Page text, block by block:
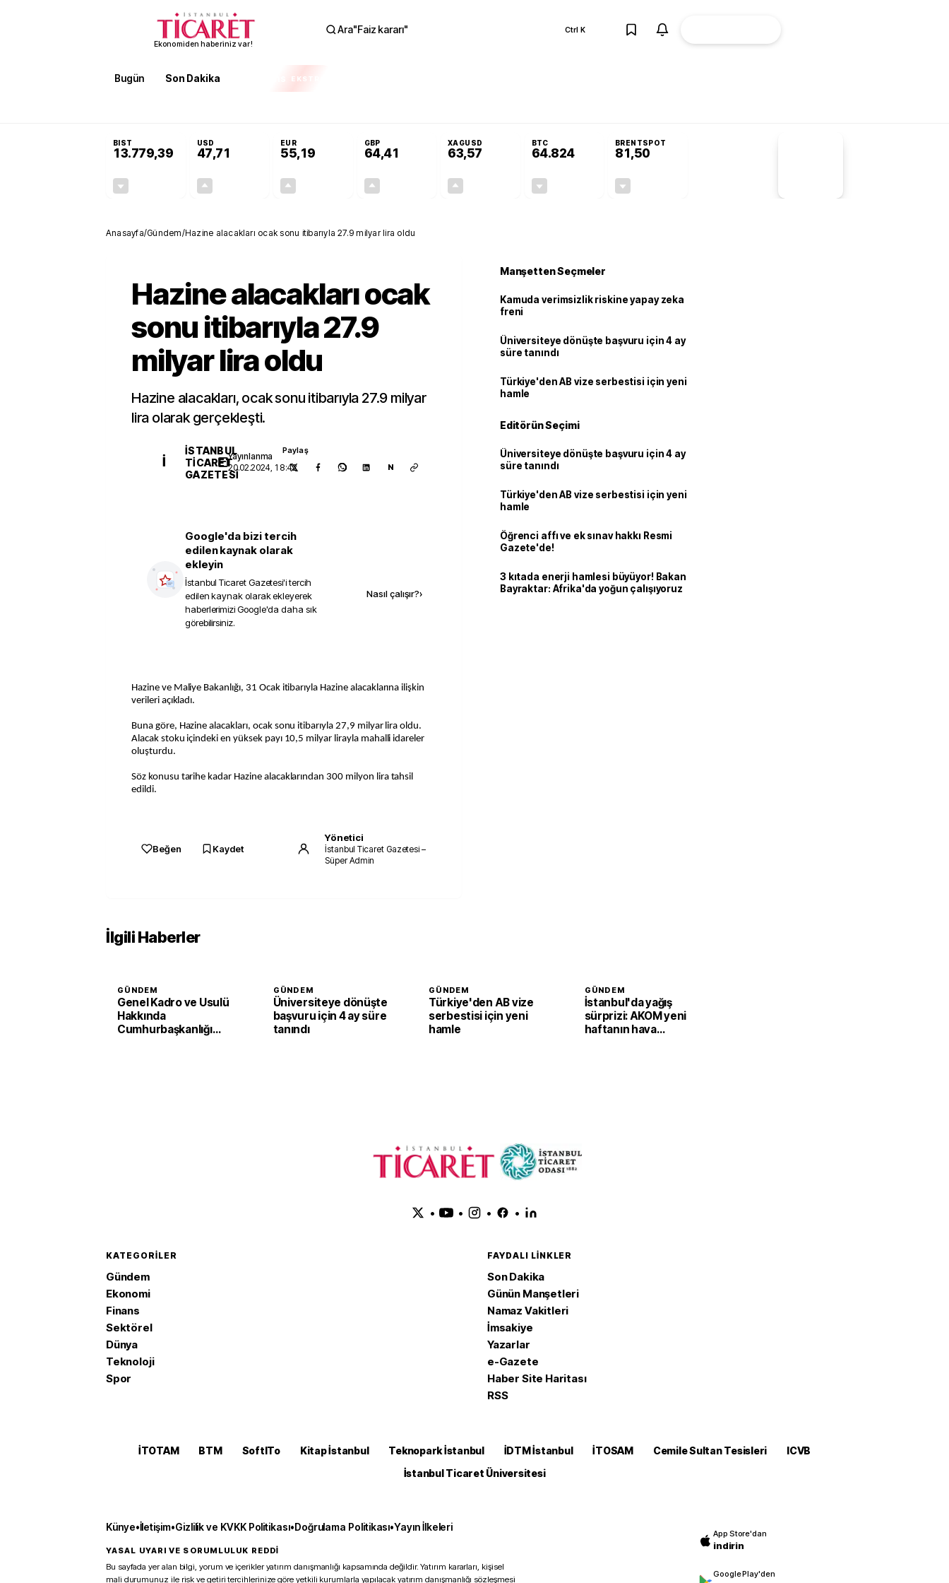
Ekonomiden haberiniz var!
Ara"Faiz kararı" Ctrl K
Bugün Son Dakika EKSTRA
BIST
13.779,39
USD
47,71
EUR
55,19
GBP
64,41
XAGUSD
63,57
BTC
64.824
BRENTSPOT
81,50
Anasayfa/Gündem/Hazine alacakları ocak sonu itibarıyla 27.9 milyar lira oldu
Hazine alacakları ocak
sonu itibarıyla 27.9
milyar lira oldu
Hazine alacakları, ocak sonu itibarıyla 27.9 milyar
lira olarak gerçekleşti.
İ
İSTANBUL
TICARET
GAZETESI
Yayınlanma
20.02.2024, 18:42
Paylaş
N
Google'da bizi tercih
edilen kaynak olarak
ekleyin
İstanbul Ticaret Gazetesi'i tercih
edilen kaynak olarak ekleyerek
haberlerimizi Google'da daha sık
görebilirsiniz.
Nasıl çalışır?›
Hazine ve Maliye Bakanlığı, 31 Ocak itibarıyla Hazine alacaklarına ilişkin
verileri açıkladı.
Buna göre, Hazine alacakları, ocak sonu itibarıyla 27,9 milyar lira oldu.
Alacak stoku içindeki en yüksek payı 10,5 milyar lirayla mahalli idareler
oluşturdu.
Söz konusu tarihe kadar Hazine alacaklarından 300 milyon lira tahsil
edildi.
Beğen Kaydet
Yönetici
İstanbul Ticaret Gazetesi –
Süper Admin
Manşetten Seçmeler
Kamuda verimsizlik riskine yapay zeka
freni
Üniversiteye dönüşte başvuru için 4 ay
süre tanındı
Türkiye'den AB vize serbestisi için yeni
hamle
Editörün Seçimi
Üniversiteye dönüşte başvuru için 4 ay
süre tanındı
Türkiye'den AB vize serbestisi için yeni
hamle
Öğrenci affı ve ek sınav hakkı Resmi
Gazete'de!
3 kıtada enerji hamlesi büyüyor! Bakan
Bayraktar: Afrika'da yoğun çalışıyoruz
İlgili Haberler
GÜNDEM
Genel Kadro ve Usulü
Hakkında
Cumhurbaşkanlığı
GÜNDEM
Üniversiteye dönüşte
başvuru için 4 ay süre
tanındı
GÜNDEM
Türkiye'den AB vize
serbestisi için yeni
hamle
GÜNDEM
İstanbul'da yağış
sürprizi: AKOM yeni
haftanın hava
• • • •
KATEGORILER
Gündem
Ekonomi
Finans
Sektörel
Dünya
Teknoloji
Spor
FAYDALI LINKLER
Son Dakika
Günün Manşetleri
Namaz Vakitleri
İmsakiye
Yazarlar
e-Gazete
Haber Site Haritası
RSS
İTOTAM BTM SoftITo Kitap İstanbul Teknopark İstanbul İDTM İstanbul İTOSAM Cemile Sultan Tesisleri
ICVB
İstanbul Ticaret Üniversitesi
Künye•İletişim•Gizlilik ve KVKK Politikası•Doğrulama Politikası•Yayın İlkeleri
YASAL UYARI VE SORUMLULUK REDDİ
Bu sayfada yer alan bilgi, yorum ve içerikler yatırım danışmanlığı kapsamında değildir. Yatırım kararları, kişisel
mali durumunuz ile risk ve getiri tercihlerinize göre yetkili kurumlarla yapılacak yatırım danışmanlığı sözleşmesi
App Store'dan
indirin
Google Play'den